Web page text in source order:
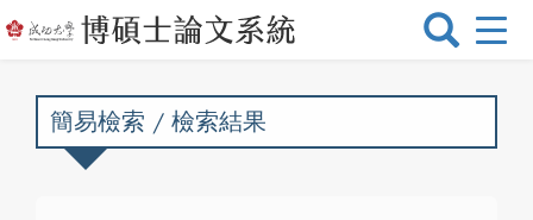
選
換
簡易檢索 / 檢索結果